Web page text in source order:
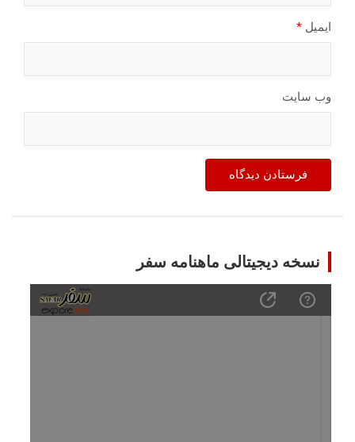
ایمیل *
وب‌ سایت
نسخه دیجیتالی ماهنامه سفر